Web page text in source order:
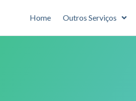
Home Outros Serviços